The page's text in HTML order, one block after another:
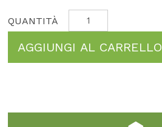
AGGIUNGI AL CARRELLO